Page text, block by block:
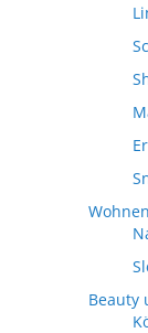
Beauty